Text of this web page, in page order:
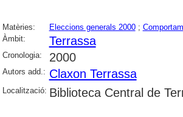
Matèries: Eleccions generals 2000;
Àmbit:
Terrassa
Cronologia: 2000
Autors add.: Claxon Terrassa
Localització: Biblioteca Central de